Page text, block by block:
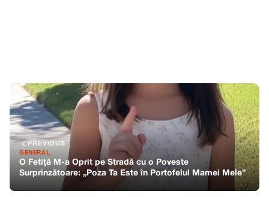
PREVIOUS
GENERAL
O Fetiță M-a Oprit pe Stradă cu o Poveste
Surprinzătoare: „Poza Ta Este în Portofelul Mamei Mele”